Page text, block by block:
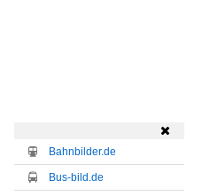

Bahnbilder.de
Bus-bild.de